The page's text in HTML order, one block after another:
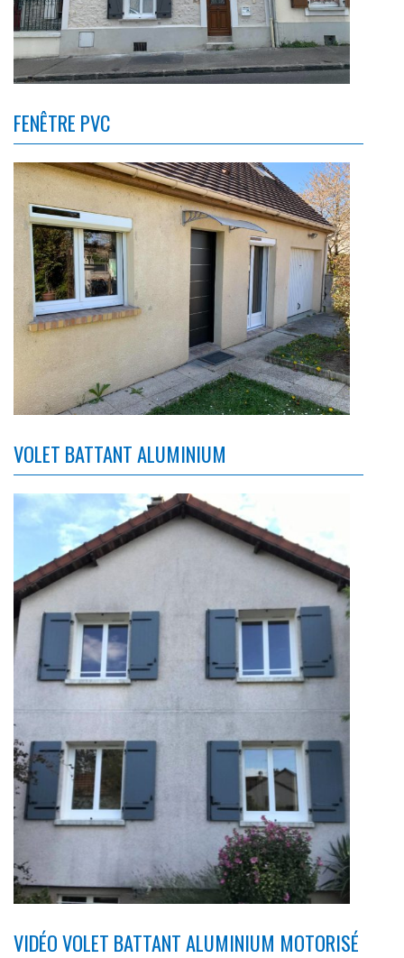
FENÊTRE PVC
VOLET BATTANT ALUMINIUM
VIDÉO VOLET BATTANT ALUMINIUM MOTORISÉ